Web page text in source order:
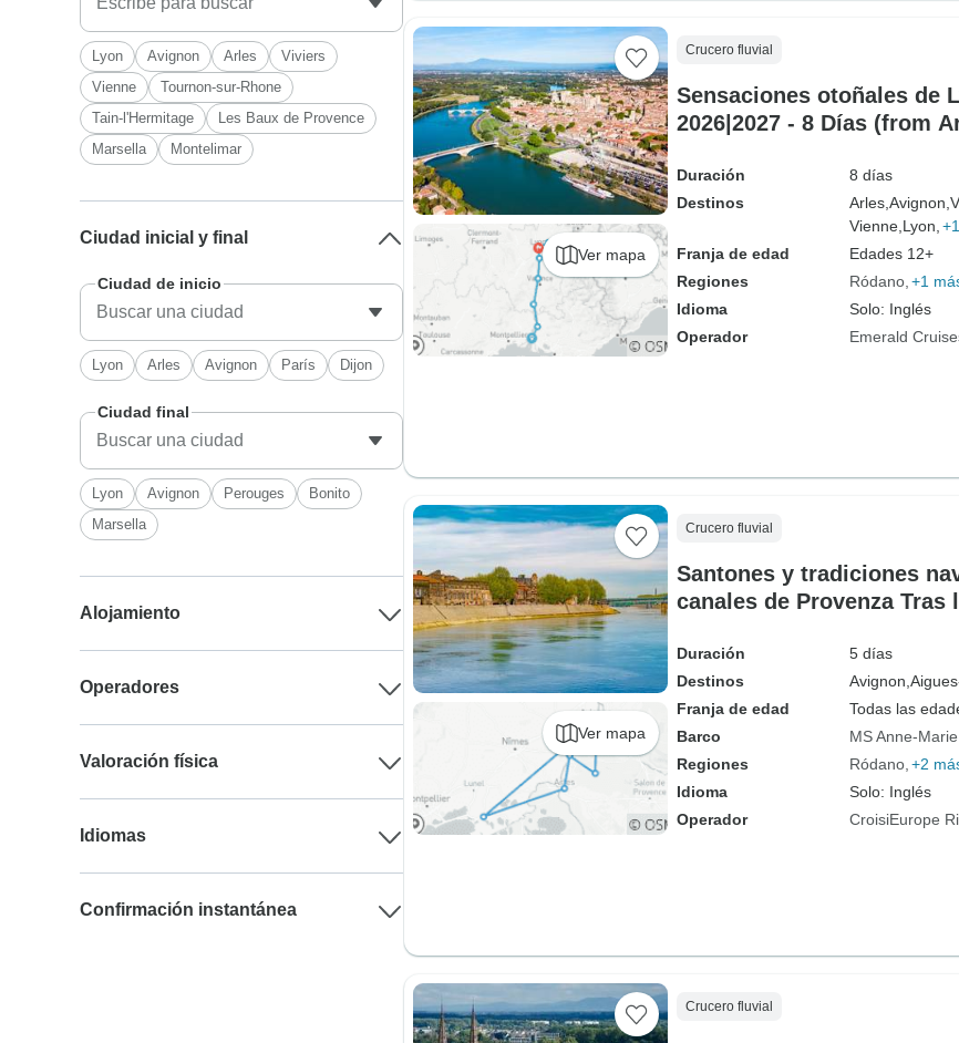
Ver mapa
Crucero fluvial
Sensaciones otoñales de
2026|2027 - 8 Días (from
Duración
8 días
Destinos
Arles, Avignon,
Vienne, Lyon,
Franja de edad
Edades 12+
Regiones
Ródano +1
Idioma
Solo: Inglés
Operador
Emerald
Ver mapa
Crucero fluvial
Santones y tradiciones
canales de Provenza Tras
Duración
5 días
Destinos
Avignon,
Franja de edad
Todas las
Barco
MS Anne-Marie
Regiones
Ródano +2
Idioma
Solo: Inglés
Operador
CroisiEurope
Crucero fluvial
Lyon Avignon Arles
Viviers
Vienne
Tournon-sur-Rhone
Tain-l'Hermitage
Les Baux de Provence
Marsella
Montelimar
Ciudad inicial y final
Ciudad de inicio
Lyon Arles Avignon París Dijon
Ciudad final
Lyon Avignon Perouges
Bonito
Marsella
Alojamiento
Operadores
Valoración física
Idiomas
Confirmación instantánea